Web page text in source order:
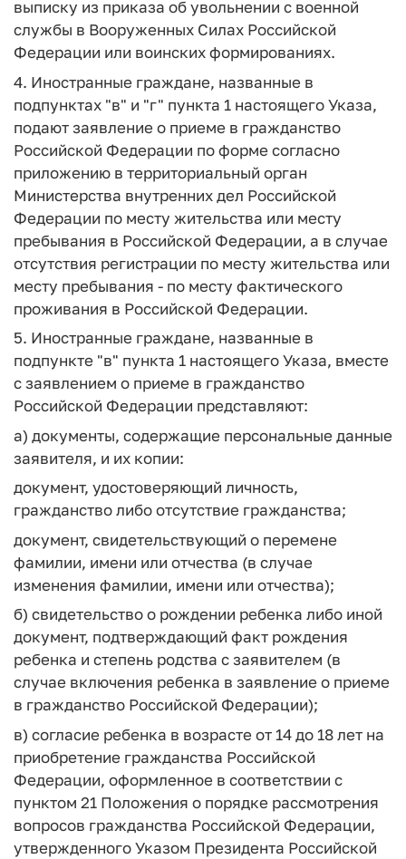
выписку из приказа об увольнении с военной
службы в Вооруженных Силах Российской
Федерации или воинских формированиях.
4. Иностранные граждане, названные в
подпунктах "в" и "г" пункта 1 настоящего Указа,
подают заявление о приеме в гражданство
Российской Федерации по форме согласно
приложению в территориальный орган
Министерства внутренних дел Российской
Федерации по месту жительства или месту
пребывания в Российской Федерации, а в случае
отсутствия регистрации по месту жительства или
месту пребывания - по месту фактического
проживания в Российской Федерации.
5. Иностранные граждане, названные в
подпункте "в" пункта 1 настоящего Указа, вместе
с заявлением о приеме в гражданство
Российской Федерации представляют:
а) документы, содержащие персональные данные
заявителя, и их копии:
документ, удостоверяющий личность,
гражданство либо отсутствие гражданства;
документ, свидетельствующий о перемене
фамилии, имени или отчества (в случае
изменения фамилии, имени или отчества);
б) свидетельство о рождении ребенка либо иной
документ, подтверждающий факт рождения
ребенка и степень родства с заявителем (в
случае включения ребенка в заявление о приеме
в гражданство Российской Федерации);
в) согласие ребенка в возрасте от 14 до 18 лет на
приобретение гражданства Российской
Федерации, оформленное в соответствии с
пунктом 21 Положения о порядке рассмотрения
вопросов гражданства Российской Федерации,
утвержденного Указом Президента Российской